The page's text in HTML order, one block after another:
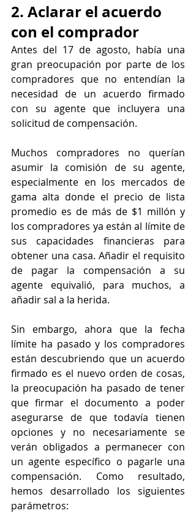
2. Aclarar el acuerdo
con el comprador
Antes del 17 de agosto, había una
gran preocupación por parte de los
compradores que no entendían la
necesidad de un acuerdo firmado
con su agente que incluyera una
solicitud de compensación.
Muchos compradores no querían
asumir la comisión de su agente,
especialmente en los mercados de
gama alta donde el precio de lista
promedio es de más de $1 millón y
los compradores ya están al límite de
sus capacidades financieras para
obtener una casa. Añadir el requisito
de pagar la compensación a su
agente equivalió, para muchos, a
añadir sal a la herida.
Sin embargo, ahora que la fecha
límite ha pasado y los compradores
están descubriendo que un acuerdo
firmado es el nuevo orden de cosas,
la preocupación ha pasado de tener
que firmar el documento a poder
asegurarse de que todavía tienen
opciones y no necesariamente se
verán obligados a permanecer con
un agente específico o pagarle una
compensación. Como resultado,
hemos desarrollado los siguientes
parámetros: